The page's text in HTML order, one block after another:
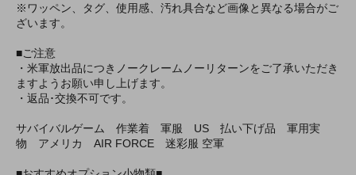
※ワッペン、タグ、使用感、汚れ具合など画像と異なる場合がご
ざいます。
■ご注意
・米軍放出品につきノークレームノーリターンをご了承いただき
ますようお願い申し上げます。
・返品･交換不可です。
サバイバルゲーム 作業着 軍服 US 払い下げ品 軍用実
物 アメリカ AIR FORCE 迷彩服 空軍